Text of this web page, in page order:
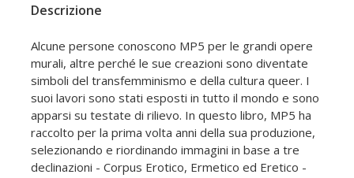
Descrizione
Alcune persone conoscono MP5 per le grandi opere
murali, altre perché le sue creazioni sono diventate
simboli del transfemminismo e della cultura queer. I
suoi lavori sono stati esposti in tutto il mondo e sono
apparsi su testate di rilievo. In questo libro, MP5 ha
raccolto per la prima volta anni della sua produzione,
selezionando e riordinando immagini in base a tre
declinazioni - Corpus Erotico, Ermetico ed Eretico -